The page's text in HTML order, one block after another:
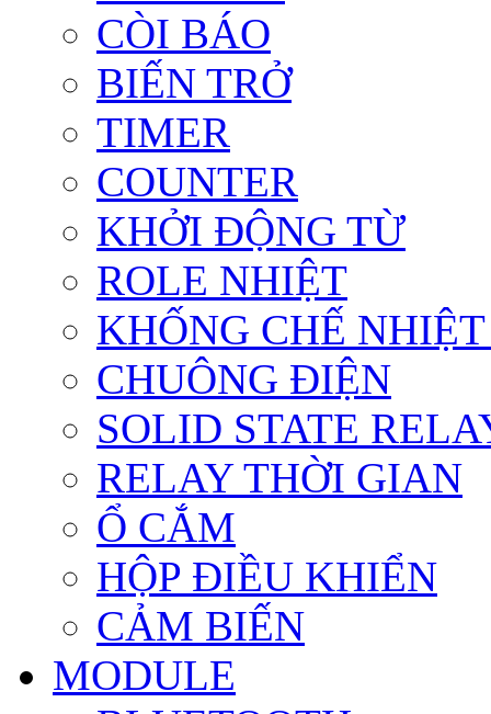
CÒI BÁO
BIẾN TRỞ
TIMER
COUNTER
KHỞI ĐỘNG TỪ
ROLE NHIỆT
KHỐNG CHẾ
CHUÔNG ĐIỆN
SOLID STATE
RELAY THỜI GIAN
Ổ CẮM
HỘP ĐIỀU KHIỂN
CẢM BIẾN
MODULE